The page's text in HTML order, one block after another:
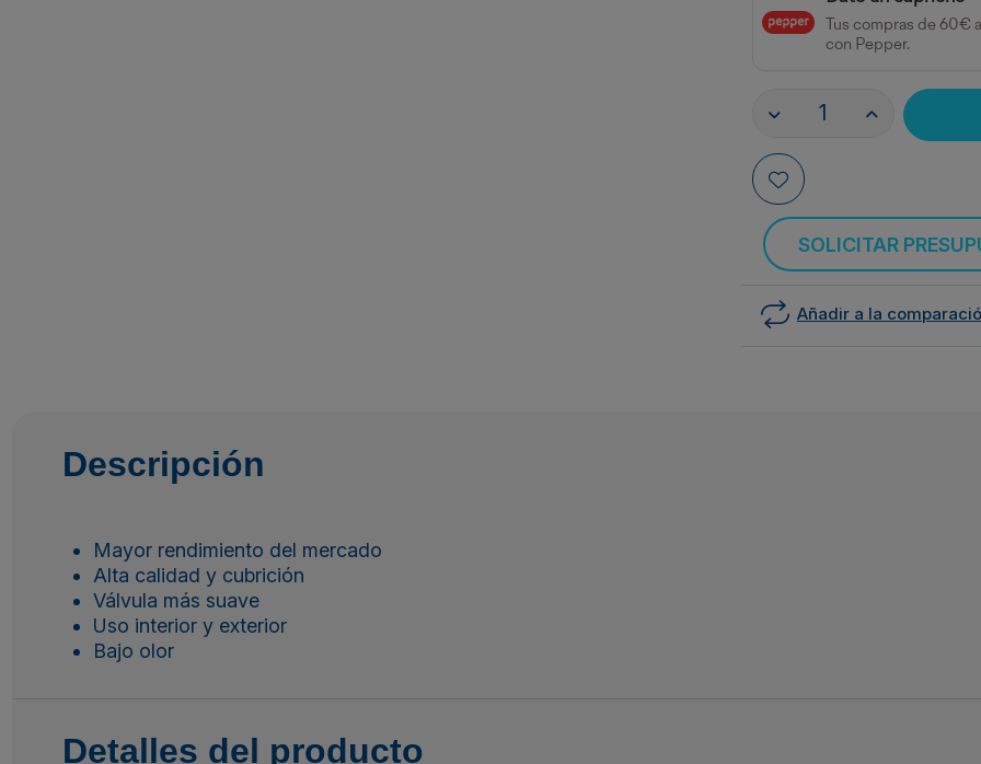
Tus compras de
con Pepper.
SOLICITAR
Añadir a la
Descripción
Mayor rendimiento del mercado
Alta calidad y cubrición
Válvula más suave
Uso interior y exterior
Bajo olor
Detalles del producto